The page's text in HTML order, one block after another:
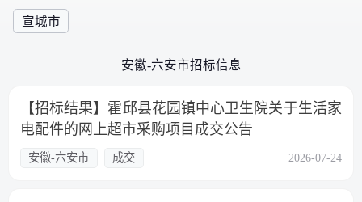
宣城市
安徽-六安市招标信息
【招标结果】霍邱县花园镇中心卫生院关于生活家
电配件的网上超市采购项目成交公告
安徽-六安市 成交 2026-07-24